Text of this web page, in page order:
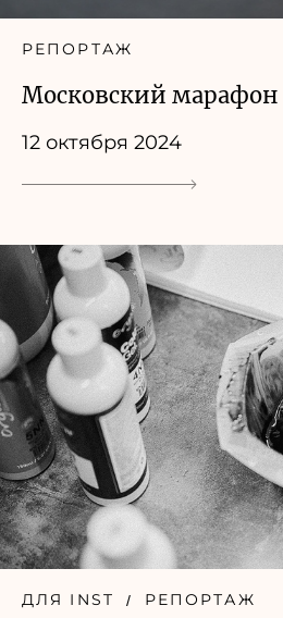
РЕПОРТАЖ
Московский марафон
12 октября 2024
ДЛЯ INST РЕПОРТАЖ